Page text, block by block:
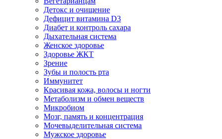
Детокс и очищение
Дефицит витамина D3
Диабет и контроль сахара
Дыхательная система
Женское здоровье
Здоровье ЖКТ
Зрение
Зубы и полость рта
Иммунитет
Красивая кожа, волосы и ногти
Метаболизм и обмен веществ
Микробиом
Мозг, память и концентрация
Мочевыделительная система
Мужское здоровье